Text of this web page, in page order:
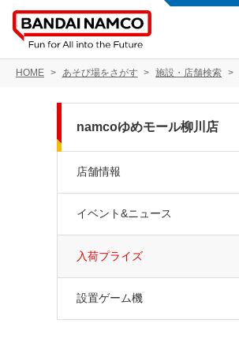
HOME あそび場をさがす 施設・店舗検索
namcoゆめモール柳川店
店舗情報
イベント&ニュース
入荷プライズ
設置ゲーム機